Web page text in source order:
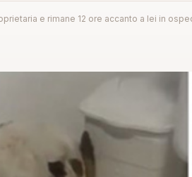
e rimane 12 ore accanto a lei in